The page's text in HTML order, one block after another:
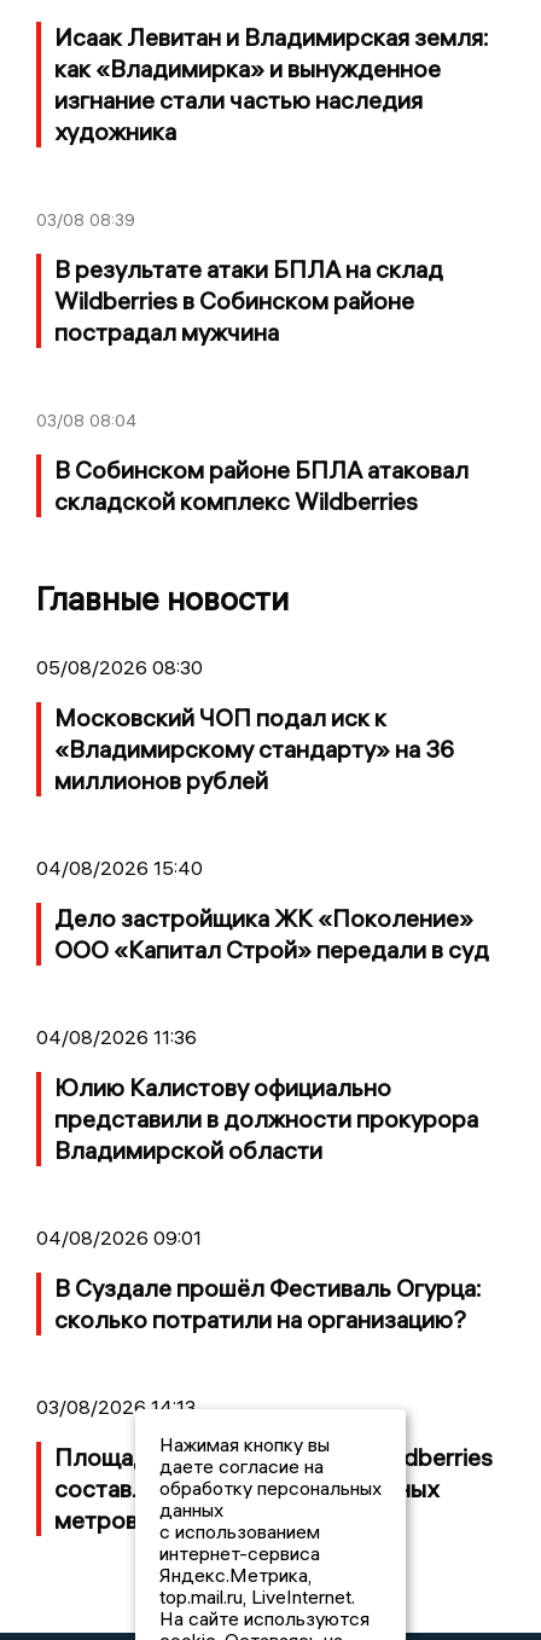
Исаак Левитан и Владимирская земля:
как «Владимирка» и вынужденное
изгнание стали частью наследия
художника
03/08 08:39
В результате атаки БПЛА на склад
Wildberries в Собинском районе
пострадал мужчина
03/08 08:04
В Собинском районе БПЛА атаковал
складской комплекс Wildberries
Главные новости
05/08/2026 08:30
Московский ЧОП подал иск к
«Владимирскому стандарту» на 36
миллионов рублей
04/08/2026 15:40
Дело застройщика ЖК «Поколение»
ООО «Капитал Строй» передали в суд
04/08/2026 11:36
Юлию Калистову официально
представили в должности прокурора
Владимирской области
04/08/2026 09:01
В Суздале прошёл Фестиваль Огурца:
сколько потратили на организацию?
03/08/2026 14:13
Площадь пожара на складе Wildberries
составляет 100 тысяч квадратных
метров
Нажимая кнопку вы
даете согласие на
обработку персональных
данных
с использованием
интернет-сервиса
Яндекс.Метрика,
top.mail.ru, LiveInternet.
На сайте используются